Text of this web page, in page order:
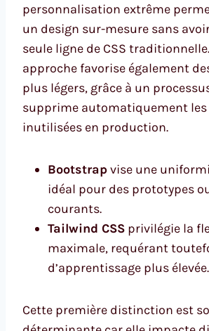
personnalisation extrême
un design sur-mesure sans
seule ligne de CSS
approche favorise également
plus légers, grâce à un
supprime automatiquement les
inutilisées en production.
Bootstrapvise une
idéal pour des prototypes
courants.
Tailwind CSS privilégie la
maximale, requérant
d’apprentissage plus élevée.
Cette première distinction est